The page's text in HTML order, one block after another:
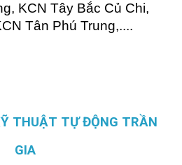
KCN Tây Bắc Củ Chi,
Tân Phú Trung,....
THUẬT TỰ ĐỘNG TRẦN
GIA